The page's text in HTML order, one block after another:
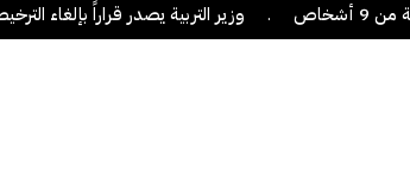
. وزير التربية يصدر قراراً بإلغاء الترخيص